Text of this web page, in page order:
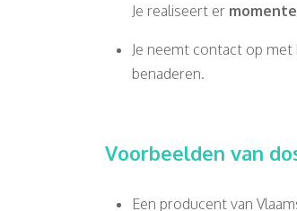
Je realiseert er
Je neemt contact op
benaderen.
Voorbeelden van
Een producent van